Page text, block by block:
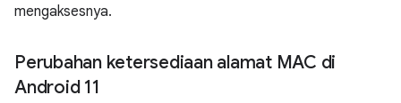
mengaksesnya.
Perubahan ketersediaan alamat MAC di
Android 11